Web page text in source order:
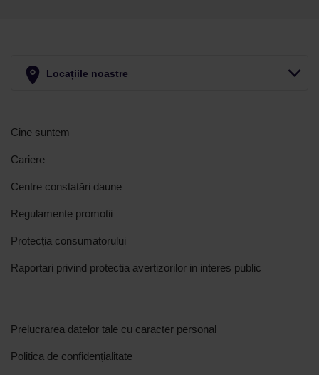
Locațiile noastre
Cine suntem
Cariere
Centre constatări daune
Regulamente promotii
Protecția consumatorului
Raportari privind protectia avertizorilor in interes public
Prelucrarea datelor tale cu caracter personal
Politica de confidențialitate